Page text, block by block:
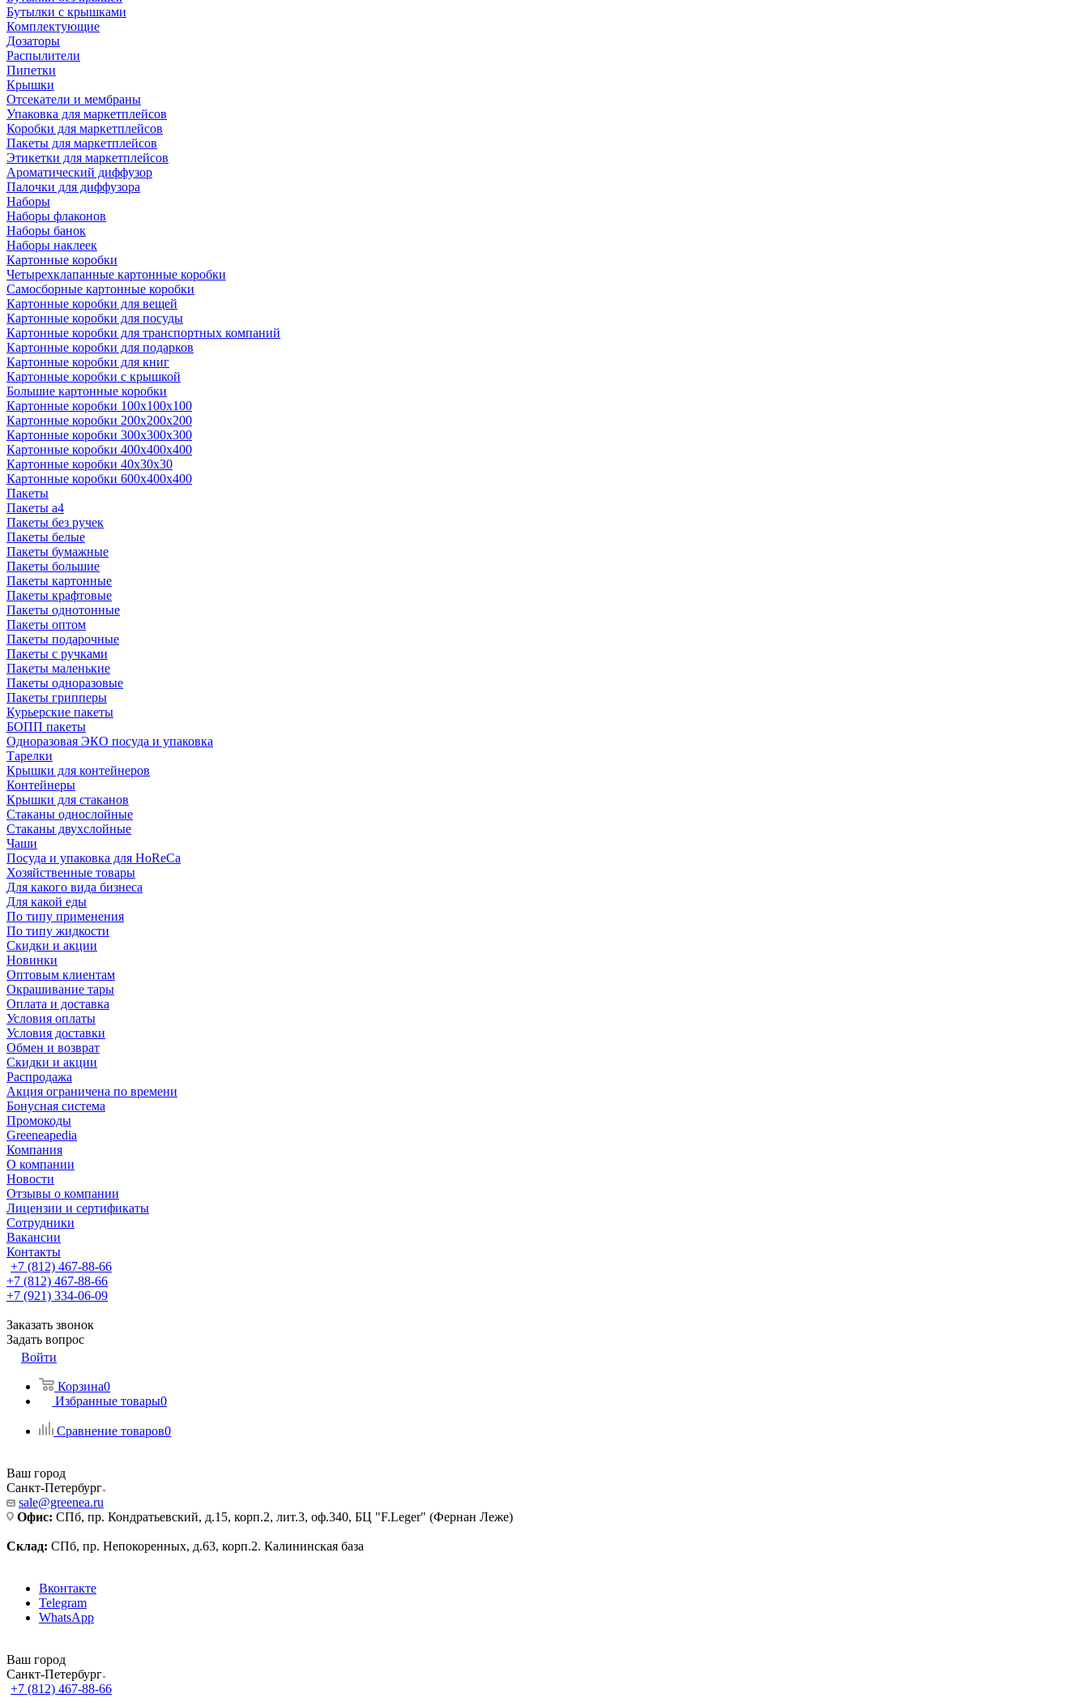
Бутылки с крышками
Комплектующие
Дозаторы
Распылители
Пипетки
Крышки
Отсекатели и мембраны
Упаковка для маркетплейсов
Коробки для маркетплейсов
Пакеты для маркетплейсов
Этикетки для маркетплейсов
Ароматический диффузор
Палочки для диффузора
Наборы
Наборы флаконов
Наборы банок
Наборы наклеек
Картонные коробки
Четырехклапанные картонные коробки
Самосборные картонные коробки
Картонные коробки для вещей
Картонные коробки для посуды
Картонные коробки для транспортных компаний
Картонные коробки для подарков
Картонные коробки для книг
Картонные коробки с крышкой
Большие картонные коробки
Картонные коробки 100x100x100
Картонные коробки 200x200x200
Картонные коробки 300x300x300
Картонные коробки 400x400x400
Картонные коробки 40x30x30
Картонные коробки 600x400x400
Пакеты
Пакеты а4
Пакеты без ручек
Пакеты белые
Пакеты бумажные
Пакеты большие
Пакеты картонные
Пакеты крафтовые
Пакеты однотонные
Пакеты оптом
Пакеты подарочные
Пакеты с ручками
Пакеты маленькие
Пакеты одноразовые
Пакеты грипперы
Курьерские пакеты
БОПП пакеты
Одноразовая ЭКО посуда и упаковка
Тарелки
Крышки для контейнеров
Контейнеры
Крышки для стаканов
Стаканы однослойные
Стаканы двухслойные
Чаши
Посуда и упаковка для HoReCa
Хозяйственные товары
Для какого вида бизнеса
Для какой еды
По типу применения
По типу жидкости
Скидки и акции
Новинки
Оптовым клиентам
Окрашивание тары
Оплата и доставка
Условия оплаты
Условия доставки
Обмен и возврат
Скидки и акции
Распродажа
Акция ограничена по времени
Бонусная система
Промокоды
Greeneapedia
Компания
О компании
Новости
Отзывы о компании
Лицензии и сертификаты
Сотрудники
Вакансии
Контакты
+7 (812) 467-88-66
+7 (812) 467-88-66
+7 (921) 334-06-09
Заказать звонок
Задать вопрос
Войти
Корзина0
Избранные товары0
Сравнение товаров0
Ваш город
Санкт-Петербург
sale@greenea.ru
Офис: СПб, пр. Кондратьевский, д.15, корп.2, лит.3, оф.340, БЦ "F.Leger" (Фернан Леже)
Склад: СПб, пр. Непокоренных, д.63, корп.2. Калининская база
Вконтакте
Telegram
WhatsApp
Ваш город
Санкт-Петербург
+7 (812) 467-88-66